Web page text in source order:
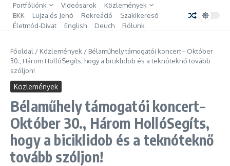
Portfóliónk Videósarok
Közlemények
BKK
Lujza és Jenő Rekreáció
Szakikereső
Életmód-Divat
English Deuch Rólunk
Főoldal / Közlemények / Bélaműhely támogatói koncert– Október
30., Három HollóSegíts, hogy a biciklidob és a teknóteknő tovább
szóljon!
Közlemények
Bélaműhely támogatói koncert–
Október 30., Három HollóSegíts,
hogy a biciklidob és a teknóteknő
tovább szóljon!